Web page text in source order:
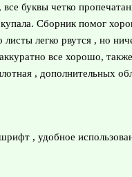
все буквы четко
Сборник помог
листы легко рвутся , но
все хорошо,
, дополнительных
, удобное